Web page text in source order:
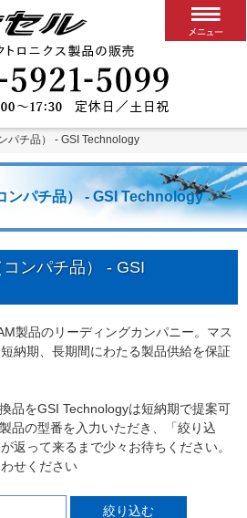
パチ品） - GSI Technology
ンパチ品） - GSI Technology
プレイ、スイッチ
ンパチ品） - GSI
製品のリーディングカンパニー。マス
納期、長期間にわたる製品供給を保証
品をGSI Technologyは短納期で提案可
品の型番を入力いただき、「絞り込
返って来るまで少々お待ちください。
せください
パチ品） - GSI Technology